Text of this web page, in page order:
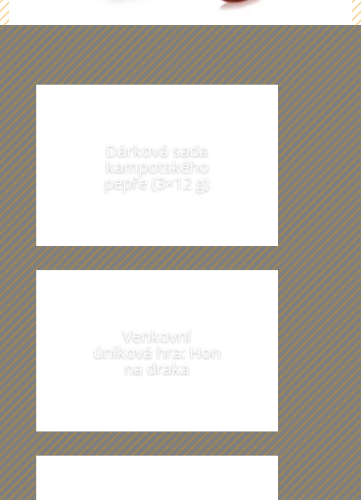
Z našich dárečků vám budou oči
přecházet
Dárková sada
kampotského
pepře (3×12 g)
Venkovní
úniková hra: Hon
na draka